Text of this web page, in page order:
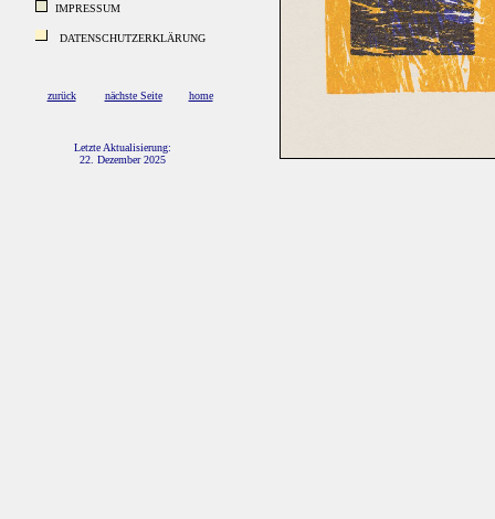
IMPRESSUM
DATENSCHUTZERKLÄRUNG
zurück nächste Seite home
Letzte Aktualisierung:
22. Dezember 2025